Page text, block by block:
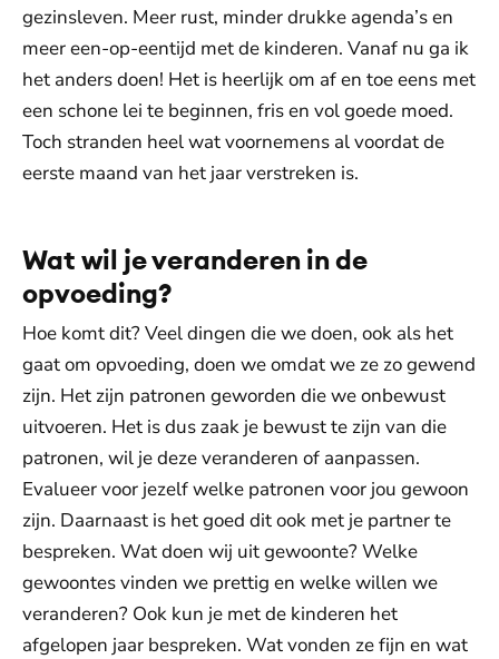
gezinsleven. Meer rust, minder drukke agenda’s en
meer een-op-eentijd met de kinderen. Vanaf nu ga ik
het anders doen! Het is heerlijk om af en toe eens met
een schone lei te beginnen, fris en vol goede moed.
Toch stranden heel wat voornemens al voordat de
eerste maand van het jaar verstreken is.
Wat wil je veranderen in de
opvoeding?
Hoe komt dit? Veel dingen die we doen, ook als het
gaat om opvoeding, doen we omdat we ze zo gewend
zijn. Het zijn patronen geworden die we onbewust
uitvoeren. Het is dus zaak je bewust te zijn van die
patronen, wil je deze veranderen of aanpassen.
Evalueer voor jezelf welke patronen voor jou gewoon
zijn. Daarnaast is het goed dit ook met je partner te
bespreken. Wat doen wij uit gewoonte? Welke
gewoontes vinden we prettig en welke willen we
veranderen? Ook kun je met de kinderen het
afgelopen jaar bespreken. Wat vonden ze fijn en wat